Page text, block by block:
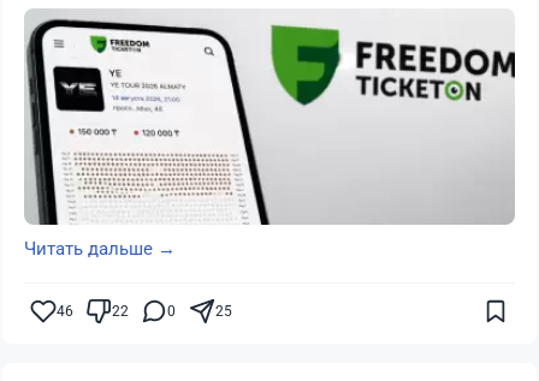
Читать дальше →
46 22 0 25